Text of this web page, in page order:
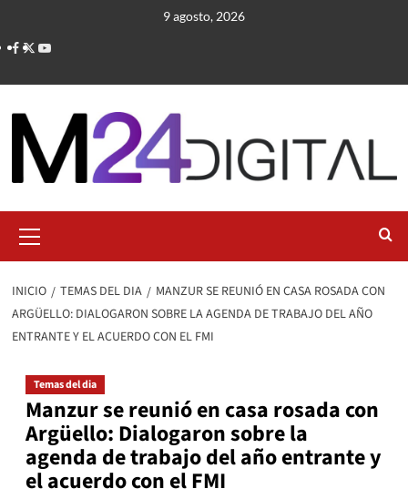
contenido
9 agosto, 2026
primario
INICIO TEMAS DEL DIA
MANZUR SE REUNIÓ EN CASA ROSADA CON
ARGÜELLO: DIALOGARON SOBRE LA AGENDA DE TRABAJO DEL AÑO
ENTRANTE Y EL ACUERDO CON EL FMI
Temas del dia
Manzur se reunió en casa rosada con
Argüello: Dialogaron sobre la
agenda de trabajo del año entrante y
el acuerdo con el FMI